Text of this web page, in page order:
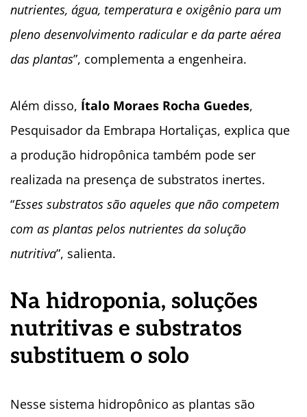
nutrientes, água, temperatura e oxigênio para um
pleno desenvolvimento radicular e da parte aérea
das plantas”, complementa a engenheira.
Além disso, Ítalo Moraes Rocha Guedes,
Pesquisador da Embrapa Hortaliças, explica que
a produção hidropônica também pode ser
realizada na presença de substratos inertes.
“Esses substratos são aqueles que não competem
com as plantas pelos nutrientes da solução
nutritiva”, salienta.
Na hidroponia, soluções
nutritivas e substratos
substituem o solo
Nesse sistema hidropônico as plantas são